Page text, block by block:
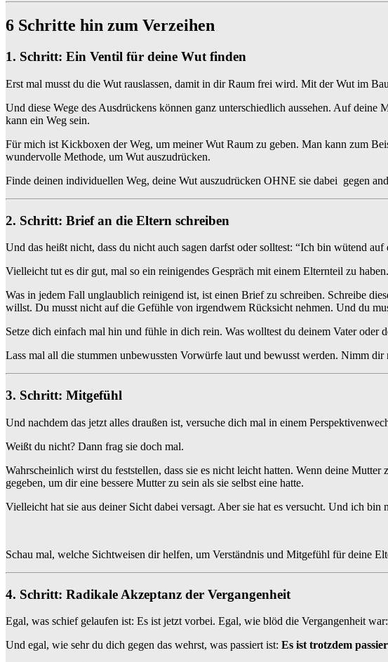
6 Schritte hin zum Verzeihen
1. Schritt: Ein Ventil für deine Wut finden
Erst mal musst du die Wut rauslassen, damit in dir Raum frei wird. Mit der Wut im
Und diese Wege des Ausdrückens können ganz unterschiedlich aussehen. Auf
kann ein Weg sein.
Für mich ist Kickboxen der Weg, um meiner Wut Raum zu geben. Man kann zum
wundervolle Methode, um Wut auszudrücken.
Finde deinen individuellen Weg, deine Wut auszudrücken OHNE sie dabei gegen
2. Schritt: Brief an die Eltern schreiben
Und das heißt nicht, dass du nicht auch sagen darfst oder solltest: “Ich bin wütend
Vielleicht tut es dir gut, mal so ein reinigendes Gespräch mit einem Elternteil zu
Was in jedem Fall unglaublich reinigend ist, ist einen Brief zu schreiben. Schreibe
willst. Du musst nicht auf die Gefühle von irgendwem Rücksicht nehmen. Und du
Setze dich einfach mal hin und fühle in dich rein. Was wolltest du deinem Vater
Lass mal all die stummen unbewussten Vorwürfe laut und bewusst werden. Nimm dir
3. Schritt: Mitgefühl
Und nachdem das jetzt alles draußen ist, versuche dich mal in einem
Weißt du nicht? Dann frag sie doch mal.
Wahrscheinlich wirst du feststellen, dass sie es nicht leicht hatten. Wenn deine
gegeben, um dir eine bessere Mutter zu sein als sie selbst eine hatte.
Vielleicht hat sie aus deiner Sicht dabei versagt. Aber sie hat es versucht. Und ich bin
Schau mal, welche Sichtweisen dir helfen, um Verständnis und Mitgefühl für deine
4. Schritt: Radikale Akzeptanz der Vergangenheit
Egal, was schief gelaufen ist: Es ist jetzt vorbei. Egal, wie blöd die Vergangenheit
Und egal, wie sehr du dich gegen das wehrst, was passiert ist: Es ist trotzdem